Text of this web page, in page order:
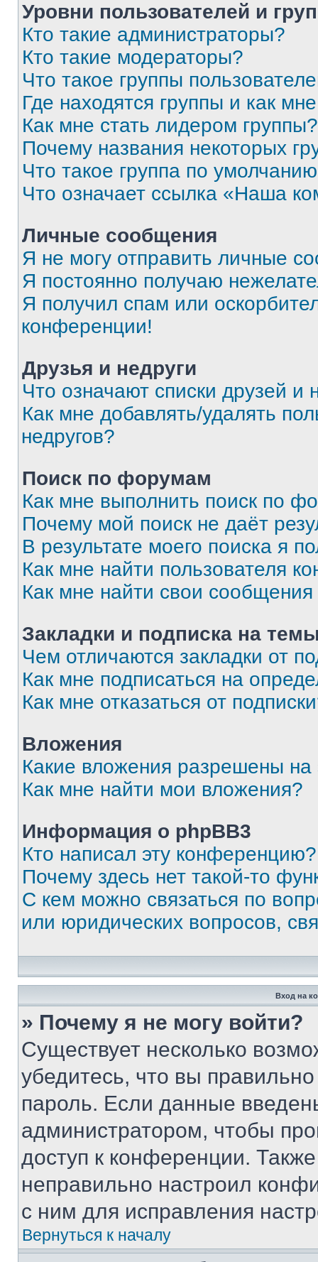
Уровни пользователей и
Кто такие администраторы?
Кто такие модераторы?
Что такое группы
Где находятся группы и как
Как мне стать лидером группы?
Почему названия некоторых
Что такое группа по
Что означает ссылка «Наша
Личные сообщения
Я не могу отправить личные
Я постоянно получаю
Я получил спам или
конференции!
Друзья и недруги
Что означают списки друзей и
Как мне добавлять/удалять
недругов?
Поиск по форумам
Как мне выполнить поиск по
Почему мой поиск не даёт
В результате моего поиска я
Как мне найти пользователя
Как мне найти свои
Закладки и подписка на
Чем отличаются закладки от
Как мне подписаться на
Как мне отказаться от
Вложения
Какие вложения разрешены
Как мне найти мои вложения?
Информация о phpBB3
Кто написал эту конференцию?
Почему здесь нет такой-то
С кем можно связаться по
или юридических вопросов,
Вход на
» Почему я не могу войти?
Существует несколько
убедитесь, что вы
пароль. Если данные
администратором, чтобы
доступ к конференции.
неправильно настроил
с ним для исправления
Вернуться к началу